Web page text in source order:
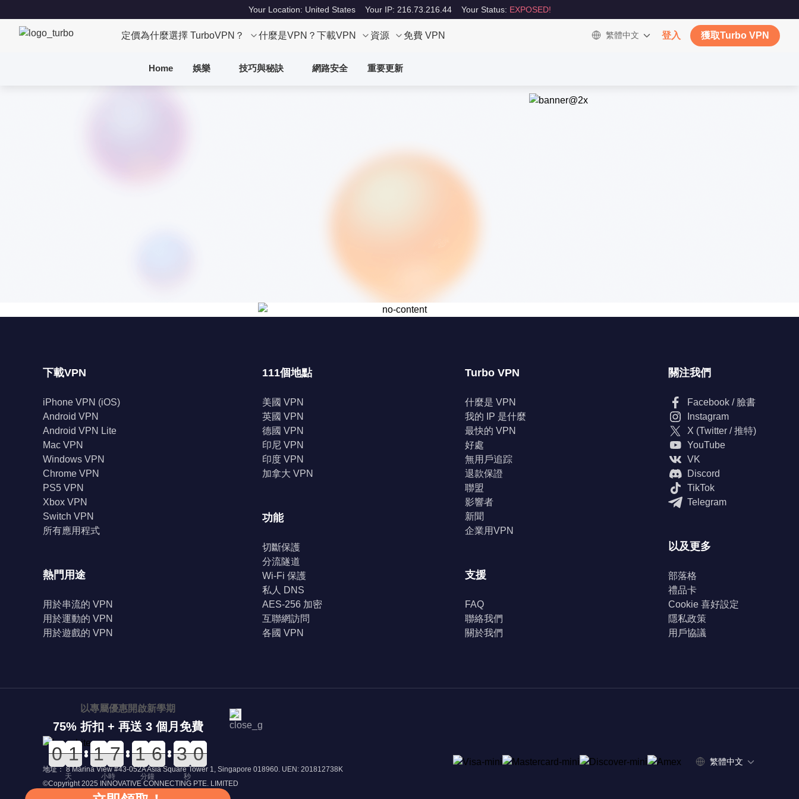
Your Location: United States Your IP: 216.73.216.44 Your Status: EXPOSED!
定價為什麼選擇 TurboVPN？ 什麼是VPN？ 下載VPN 資源 免費 VPN 繁體中文 登入 獲取Turbo VPN
Home 娛樂 技巧與秘訣 網路安全 重要更新
下載VPN
iPhone VPN (iOS)
Android VPN
Android VPN Lite
Mac VPN
Windows VPN
Chrome VPN
PS5 VPN
Xbox VPN
Switch VPN
所有應用程式
熱門用途
用於串流的 VPN
用於運動的 VPN
用於遊戲的 VPN
111個地點
美國 VPN
英國 VPN
德國 VPN
印尼 VPN
印度 VPN
加拿大 VPN
功能
切斷保護
分流隧道
Wi-Fi 保護
私人 DNS
AES-256 加密
互聯網訪問
各國 VPN
Turbo VPN
什麼是 VPN
我的 IP 是什麼
最快的 VPN
好處
無用戶追踪
退款保證
聯盟
影響者
新聞
企業用VPN
支援
FAQ
聯絡我們
關於我們
關注我們
Facebook / 臉書
Instagram
X (Twitter / 推特)
YouTube
VK
Discord
TikTok
Telegram
以及更多
部落格
禮品卡
Cookie 喜好設定
隱私政策
用戶協議
地址： 8 Marina View #43-052A Asia Square Tower 1, Singapore 018960. UEN: 201812738K
©Copyright 2025 INNOVATIVE CONNECTING PTE. LIMITED
繁體中文
以專屬優惠開啟新學期
75% 折扣 + 再送 3 個月免費
0
0
0
0 0
0
1
1 0
0
1
1 0
0
7
7 0
0
1
1 0
0
6
6 3
3
2 0
0
8
天 小時 分鐘 秒